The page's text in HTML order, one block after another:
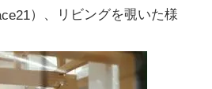
）、リビングを覗いた様